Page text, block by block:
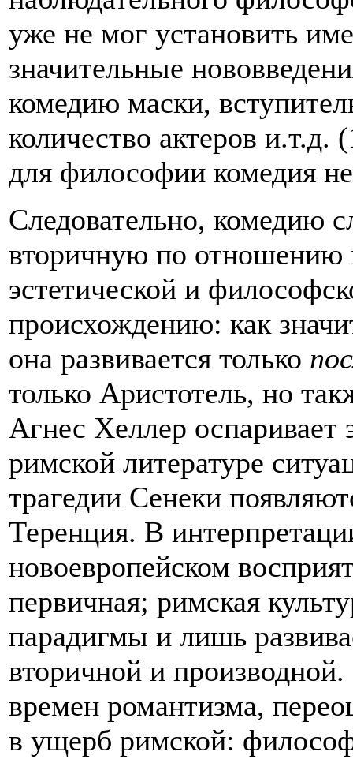
уже не мог установить
значительные
комедию маски,
количество актеров
для философии комедия
Следовательно, комедию
вторичную по отношению
эстетической и
происхождению: как
она развивается только
только Аристотель, но
Агнес Хеллер оспаривает
римской литературе
трагедии Сенеки
Теренция. В
новоевропейском
первичная; римская
парадигмы и лишь
вторичной и
времен романтизма,
в ущерб римской: